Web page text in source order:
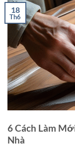
18
Th6
6 Cách Làm
Nhà